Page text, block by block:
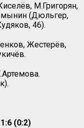
М.Григорян,
(Дюльгер,
46).
Жестерёв,
(0:2)